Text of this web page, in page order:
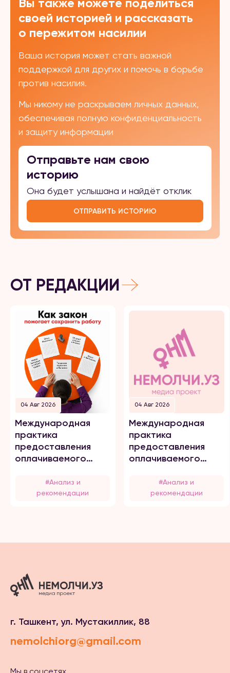
своей историей и рассказать
о пережитом насилии
Ваша история может стать важной
поддержкой для других и помочь в борьбе
против насилия.
Мы никому не раскрываем личных данных,
обеспечивая полную конфиденциальность
и защиту информации
Отправьте нам свою
историю
Она будет услышана и найдёт отклик
ОТПРАВИТЬ ИСТОРИЮ
ОТ РЕДАКЦИИ
04 Авг 2026
Международная
практика
предоставления
оплачиваемого
пострадавших от
домашнего насилия
#Анализ и
рекомендации
04 Авг 2026
Международная
практика
предоставления
оплачиваемого
пострадавших от
домашнего насилия
#Анализ и
рекомендации
г. Ташкент, ул. Мустакиллик, 88
nemolchiorg@gmail.com